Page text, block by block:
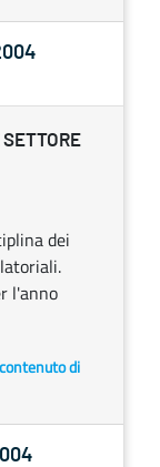
dei
l'anno
di